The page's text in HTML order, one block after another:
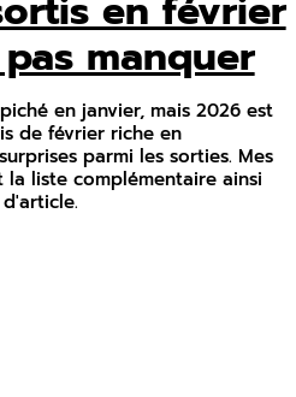
manquer
en janvier, mais 2026 est
de février riche en
parmi les sorties. Mes
la liste complémentaire ainsi